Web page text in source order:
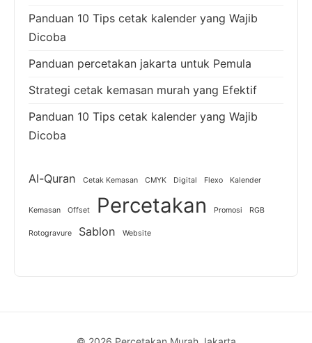
Panduan 10 Tips cetak kalender yang Wajib
Dicoba
Panduan percetakan jakarta untuk Pemula
Strategi cetak kemasan murah yang Efektif
Panduan 10 Tips cetak kalender yang Wajib
Dicoba
Al-Quran Cetak Kemasan CMYK Digital Flexo Kalender
Kemasan Offset Percetakan Promosi RGB
Rotogravure Sablon Website